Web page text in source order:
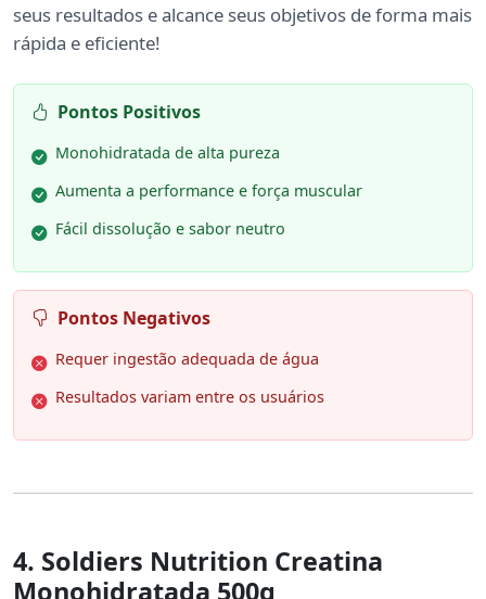
seus resultados e alcance seus objetivos de forma mais
rápida e eficiente!
Pontos Positivos
Monohidratada de alta pureza
Aumenta a performance e força muscular
Fácil dissolução e sabor neutro
Pontos Negativos
Requer ingestão adequada de água
Resultados variam entre os usuários
4. Soldiers Nutrition Creatina
Monohidratada 500g